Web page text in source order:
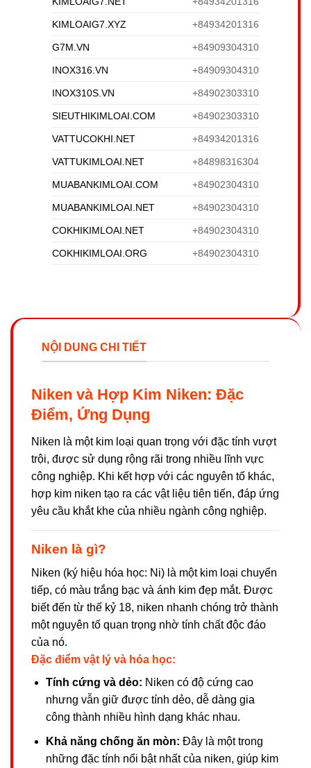
KIMLOAIG7.XYZ +84934201316
G7M.VN +84909304310
INOX316.VN +84909304310
INOX310S.VN +84902303310
SIEUTHIKIMLOAI.COM +84902303310
VATTUCOKHI.NET +84934201316
VATTUKIMLOAI.NET +84898316304
MUABANKIMLOAI.COM +84902304310
MUABANKIMLOAI.NET +84902304310
COKHIKIMLOAI.NET +84902304310
COKHIKIMLOAI.ORG +84902304310
NỘI DUNG CHI TIẾT
Niken và Hợp Kim Niken: Đặc
Điểm, Ứng Dụng
Niken là một kim loại quan trọng với đặc tính vượt
trội, được sử dụng rộng rãi trong nhiều lĩnh vực
công nghiệp. Khi kết hợp với các nguyên tố khác,
hợp kim niken tạo ra các vật liệu tiên tiến, đáp ứng
yêu cầu khắt khe của nhiều ngành công nghiệp.
Niken là gì?
Niken (ký hiệu hóa học: Ni) là một kim loại chuyển
tiếp, có màu trắng bạc và ánh kim đẹp mắt. Được
biết đến từ thế kỷ 18, niken nhanh chóng trở thành
một nguyên tố quan trọng nhờ tính chất độc đáo
của nó.
Đặc điểm vật lý và hóa học:
Tính cứng và dẻo: Niken có độ cứng cao
nhưng vẫn giữ được tính dẻo, dễ dàng gia
công thành nhiều hình dạng khác nhau.
Khả năng chống ăn mòn: Đây là một trong
những đặc tính nổi bật nhất của niken, giúp kim